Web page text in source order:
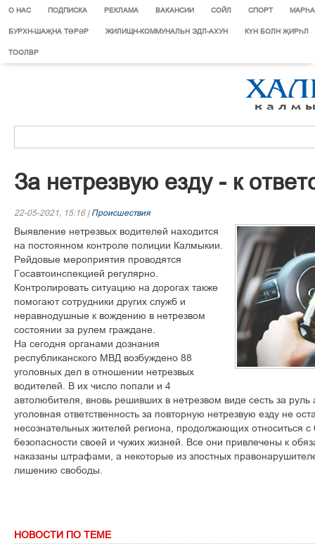
О НАС ПОДПИСКА РЕКЛАМА ВАКАНСИИ СОЙЛ СПОРТ
БУРХН-ШАҖНА ТӨРӘР ЖИЛИЩН-КОММУНАЛЬН ЭДЛ-АХУН КҮН БОЛН ҖИРҺЛ
ТООЛВР
За нетрезвую езду - к
22-05-2021, 15:16 | Происшествия
Выявление нетрезвых водителей находится
на постоянном контроле полиции Калмыкии.
Рейдовые мероприятия проводятся
Госавтоинспекцией регулярно.
Контролировать ситуацию на дорогах также
помогают сотрудники других служб и
неравнодушные к вождению в нетрезвом
состоянии за рулем граждане.
На сегодня органами дознания
республиканского МВД возбуждено 88
уголовных дел в отношении нетрезвых
водителей. В их число попали и 4
автолюбителя, вновь решивших в нетрезвом виде сесть за
уголовная ответственность за повторную нетрезвую езду не
несознательных жителей региона, продолжающих относиться с
безопасности своей и чужих жизней. Все они привлечены к
наказаны штрафами, а некоторые из злостных
лишению свободы.
НОВОСТИ ПО ТЕМЕ